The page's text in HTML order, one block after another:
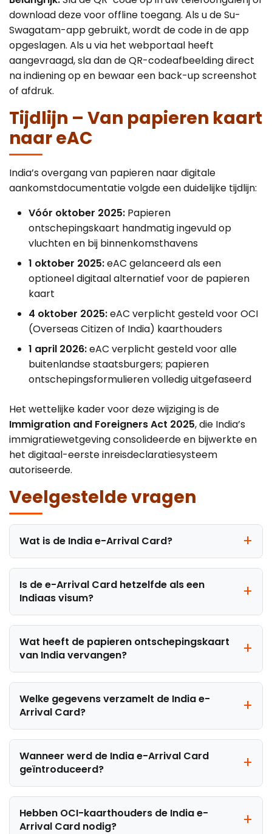
download deze voor offline toegang. Als u de Su-
Swagatam-app gebruikt, wordt de code in de app
opgeslagen. Als u via het webportaal heeft
aangevraagd, sla dan de QR-codeafbeelding direct
na indiening op en bewaar een back-up screenshot
of afdruk.
Tijdlijn – Van papieren kaart
naar eAC
India’s overgang van papieren naar digitale
aankomstdocumentatie volgde een duidelijke tijdlijn:
Vóór oktober 2025: Papieren
ontschepingskaart handmatig ingevuld op
vluchten en bij binnenkomsthavens
1 oktober 2025:eAC gelanceerd als een
optioneel digitaal alternatief voor de papieren
kaart
4 oktober 2025:eAC verplicht gesteld voor OCI
(Overseas Citizen of India) kaarthouders
1 april 2026:eAC verplicht gesteld voor alle
buitenlandse staatsburgers; papieren
ontschepingsformulieren volledig uitgefaseerd
Het wettelijke kader voor deze wijziging is de
Immigration and Foreigners Act 2025, die India’s
immigratiewetgeving consolideerde en bijwerkte en
het digitaal-eerste inreisdeclaratiesysteem
autoriseerde.
Veelgestelde vragen
Wat is de India e-Arrival Card?
Is de e-Arrival Card hetzelfde als een
Indiaas visum?
Wat heeft de papieren ontschepingskaart
van India vervangen?
Welke gegevens verzamelt de India e-
Arrival Card?
Wanneer werd de India e-Arrival Card
geïntroduceerd?
Hebben OCI-kaarthouders de India e-
Arrival Card nodig?